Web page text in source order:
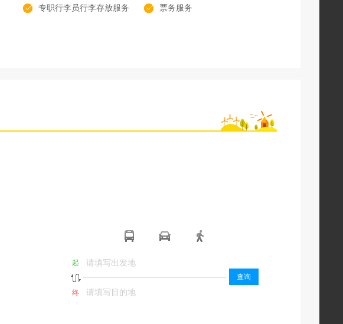
专职行李员行李存放服务 票务服务
起
终
查询